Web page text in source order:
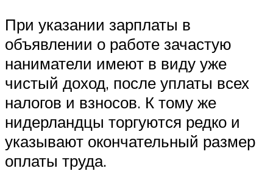
При указании зарплаты в
объявлении о работе зачастую
наниматели имеют в виду уже
чистый доход, после уплаты всех
налогов и взносов. К тому же
нидерландцы торгуются редко и
указывают окончательный размер
оплаты труда.